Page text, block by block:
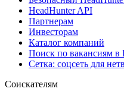
HeadHunter API
Партнерам
Инвесторам
Каталог компаний
Поиск по вакансиям в
Сетка: соцсеть для
Соискателям